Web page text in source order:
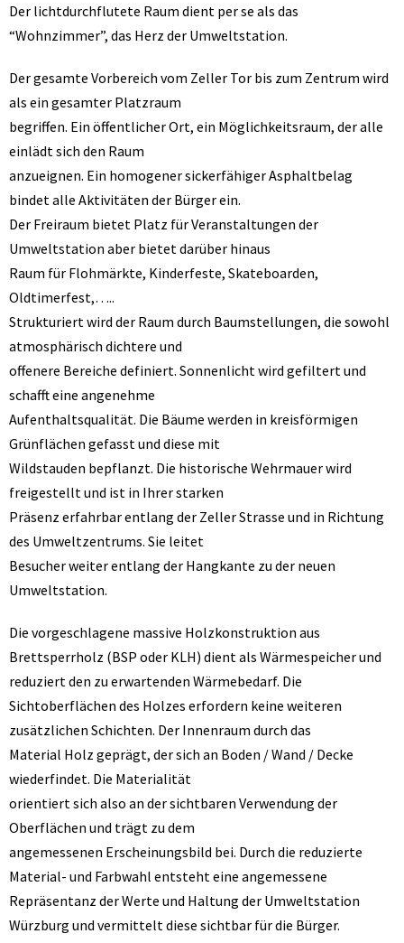
Der lichtdurchflutete Raum dient per se als das
“Wohnzimmer”, das Herz der Umweltstation.
Der gesamte Vorbereich vom Zeller Tor bis zum Zentrum wird
als ein gesamter Platzraum
begriffen. Ein öffentlicher Ort, ein Möglichkeitsraum, der alle
einlädt sich den Raum
anzueignen. Ein homogener sickerfähiger Asphaltbelag
bindet alle Aktivitäten der Bürger ein.
Der Freiraum bietet Platz für Veranstaltungen der
Umweltstation aber bietet darüber hinaus
Raum für Flohmärkte, Kinderfeste, Skateboarden,
Oldtimerfest,…..
Strukturiert wird der Raum durch Baumstellungen, die sowohl
atmosphärisch dichtere und
offenere Bereiche definiert. Sonnenlicht wird gefiltert und
schafft eine angenehme
Aufenthaltsqualität. Die Bäume werden in kreisförmigen
Grünflächen gefasst und diese mit
Wildstauden bepflanzt. Die historische Wehrmauer wird
freigestellt und ist in Ihrer starken
Präsenz erfahrbar entlang der Zeller Strasse und in Richtung
des Umweltzentrums. Sie leitet
Besucher weiter entlang der Hangkante zu der neuen
Umweltstation.
Die vorgeschlagene massive Holzkonstruktion aus
Brettsperrholz (BSP oder KLH) dient als Wärmespeicher und
reduziert den zu erwartenden Wärmebedarf. Die
Sichtoberflächen des Holzes erfordern keine weiteren
zusätzlichen Schichten. Der Innenraum durch das
Material Holz geprägt, der sich an Boden / Wand / Decke
wiederfindet. Die Materialität
orientiert sich also an der sichtbaren Verwendung der
Oberflächen und trägt zu dem
angemessenen Erscheinungsbild bei. Durch die reduzierte
Material- und Farbwahl entsteht eine angemessene
Repräsentanz der Werte und Haltung der Umweltstation
Würzburg und vermittelt diese sichtbar für die Bürger.